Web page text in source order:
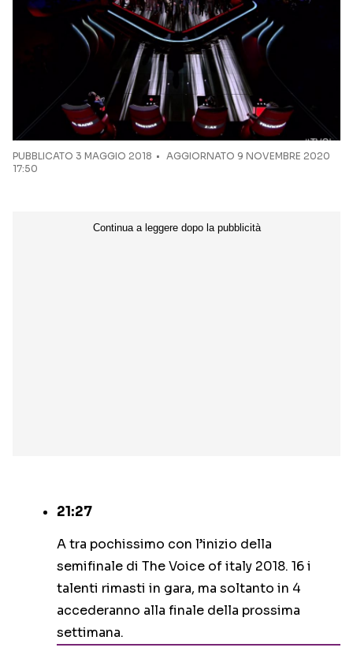
PUBBLICATO 3 MAGGIO 2018
AGGIORNATO 9 NOVEMBRE 2020
17:50
21:27
A tra pochissimo con l’inizio della
semifinale di The Voice of italy 2018. 16 i
talenti rimasti in gara, ma soltanto in 4
accederanno alla finale della prossima
settimana.